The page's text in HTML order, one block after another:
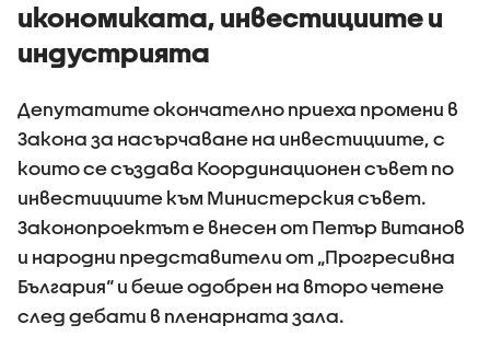
икономиката, инвестициите и
индустрията
Депутатите окончателно приеха промени в
Закона за насърчаване на инвестициите, с
които се създава Координационен съвет по
инвестициите към Министерския съвет.
Законопроектът е внесен от Петър Витанов
и народни представители от „Прогресивна
България“ и беше одобрен на второ четене
след дебати в пленарната зала.